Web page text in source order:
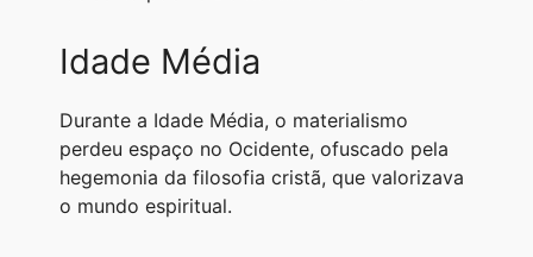
Idade Média
Durante a Idade Média, o materialismo
perdeu espaço no Ocidente, ofuscado pela
hegemonia da filosofia cristã, que valorizava
o mundo espiritual.